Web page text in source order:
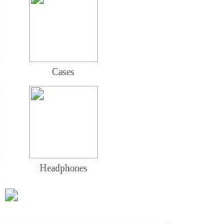
Cases
Headphones